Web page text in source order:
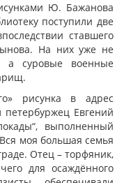
Ю. Бажанова
поступили две
ставшего
На них уже не
а суровые военные
рисунка в адрес
петербуржец Евгений
выполненный
моя большая семья
Отец – торфяник,
для осаждённого